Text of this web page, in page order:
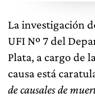
La investigación
UFI Nº 7 del
Plata, a cargo de
causa está
de causales de